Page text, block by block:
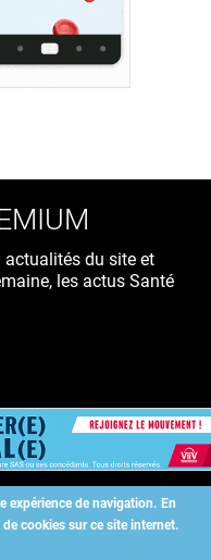
expérience de navigation. En
cookies sur ce site internet.
du site et
les actus Santé